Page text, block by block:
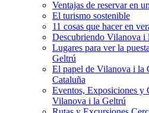
Ventajas de reservar en
El turismo sostenible
11 cosas que hacer en
Descubriendo Vilanova i
Lugares para ver la
Geltrú
El papel de Vilanova i la
Cataluña
Eventos, Exposiciones y
Vilanova i la Geltrú